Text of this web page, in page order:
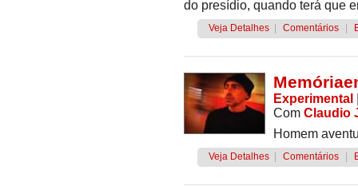
do presídio, quando terá que
Veja Detalhes Comentários
Experimental
Com Claudio
Homem
Veja Detalhes Comentários